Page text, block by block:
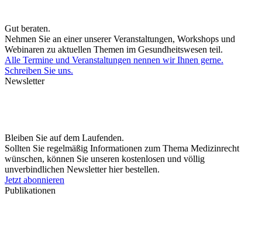
Gut beraten.
Nehmen Sie an einer unserer Veranstaltungen, Workshops und
Webinaren zu aktuellen Themen im Gesundheitswesen teil.
Alle Termine und Veranstaltungen nennen wir Ihnen gerne.
Schreiben Sie uns.
Newsletter
Bleiben Sie auf dem Laufenden.
Sollten Sie regelmäßig Informationen zum Thema Medizinrecht
wünschen, können Sie unseren kostenlosen und völlig
unverbindlichen Newsletter hier bestellen.
Jetzt abonnieren
Publikationen